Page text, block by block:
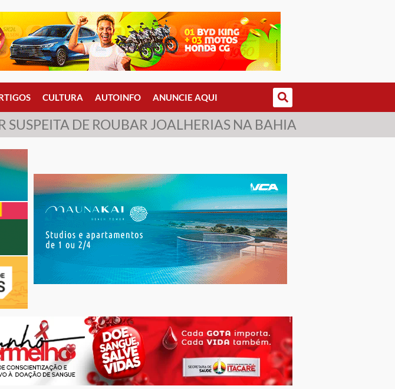
CULTURA AUTOINFO ANUNCIE AQUI
SUSPEITA DE ROUBAR JOALHERIAS NA BAHIA